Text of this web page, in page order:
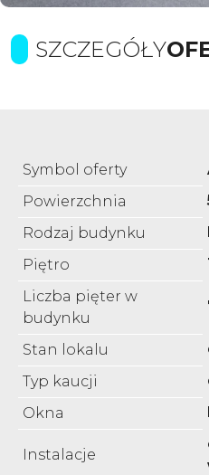
SZCZEGÓŁY
Symbol oferty
Powierzchnia
Rodzaj budynku
Piętro
Liczba pięter w
budynku
Stan lokalu
Typ kaucji
Okna
Instalacje